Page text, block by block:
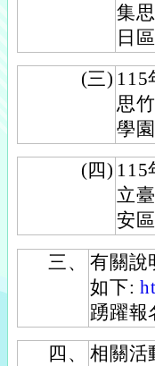
集
日
(三) 115
思
學
(四) 115
立
安
三、
有關說
如下:
踴躍報
四、
相關活